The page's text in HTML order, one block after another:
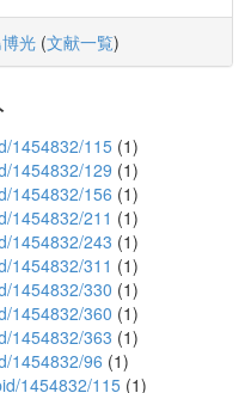
光 (文献一覧)
1454832/115 (1)
1454832/129 (1)
1454832/156 (1)
1454832/211 (1)
1454832/243 (1)
1454832/311 (1)
1454832/330 (1)
1454832/360 (1)
1454832/363 (1)
1454832/96 (1)
1454832/115 (1)